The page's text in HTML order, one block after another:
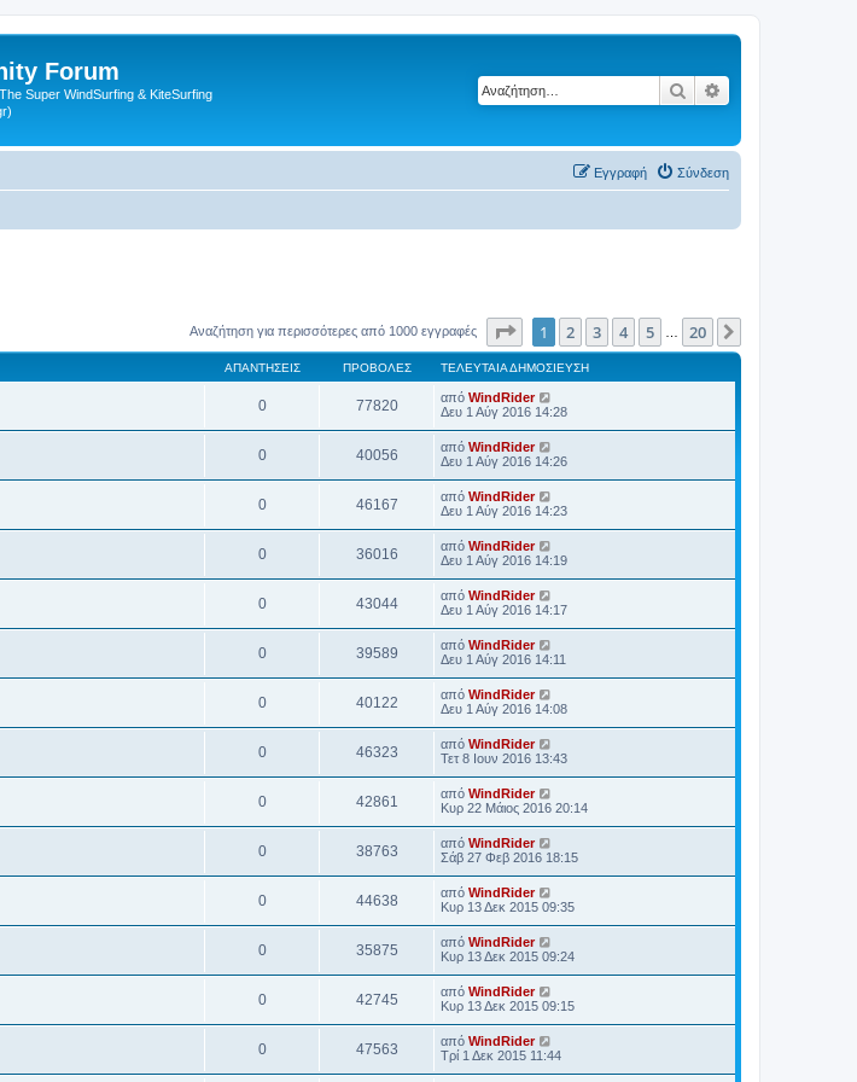
Forum
Super WindSurfing & KiteSurfing
Αναζήτηση
Σύνδεση
Εγγραφή
Αναζήτηση για περισσότερες από 1000 εγγραφές Σελίδα1 από 20
1 2 3 4 5 20
ΑΠΑΝΤΉΣΕΙΣ ΠΡΟΒΟΛΈΣ ΤΕΛΕΥΤΑΊΑ ΔΗΜΟΣΊΕΥΣΗ
0 77820 από WindRider
Δευ 1 Αύγ 2016 14:28
0 40056 από WindRider
Δευ 1 Αύγ 2016 14:26
0 46167 από WindRider
Δευ 1 Αύγ 2016 14:23
0 36016 από WindRider
Δευ 1 Αύγ 2016 14:19
0 43044 από WindRider
Δευ 1 Αύγ 2016 14:17
0 39589 από WindRider
Δευ 1 Αύγ 2016 14:11
0 40122 από WindRider
Δευ 1 Αύγ 2016 14:08
0 46323 από WindRider
Τετ 8 Ιουν 2016 13:43
0 42861 από WindRider
Κυρ 22 Μάιος 2016 20:14
0 38763 από WindRider
Σάβ 27 Φεβ 2016 18:15
0 44638 από WindRider
Κυρ 13 Δεκ 2015 09:35
0 35875 από WindRider
Κυρ 13 Δεκ 2015 09:24
0 42745 από WindRider
Κυρ 13 Δεκ 2015 09:15
0 47563 από WindRider
Τρί 1 Δεκ 2015 11:44